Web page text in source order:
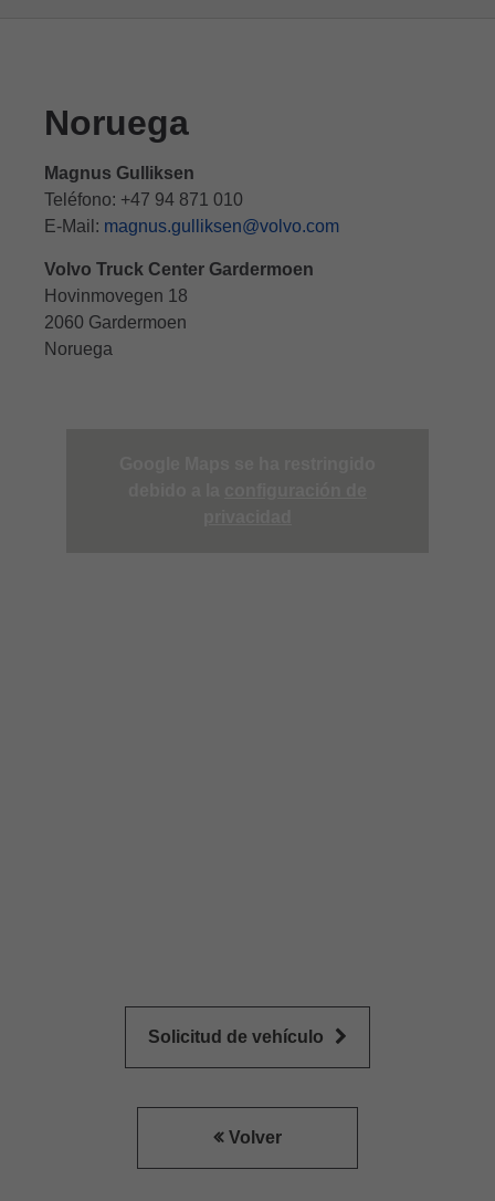
Noruega
Magnus Gulliksen
Teléfono: +47 94 871 010
E-Mail: magnus.gulliksen@volvo.com
Volvo Truck Center Gardermoen
Hovinmovegen 18
2060 Gardermoen
Noruega
Solicitud de vehículo
Volver